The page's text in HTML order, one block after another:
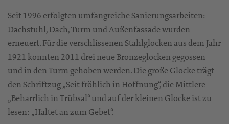
Seit 1996 erfolgten umfangreiche Sanierungsarbeiten:
Dachstuhl, Dach, Turm und Außenfassade wurden
erneuert. Für die verschlissenen Stahlglocken aus dem Jahr
1921 konnten 2011 drei neue Bronzeglocken gegossen
und in den Turm gehoben werden. Die große Glocke trägt
den Schriftzug „Seit fröhlich in Hoffnung“, die Mittlere
„Beharrlich in Trübsal“ und auf der kleinen Glocke ist zu
lesen: „Haltet an zum Gebet“.